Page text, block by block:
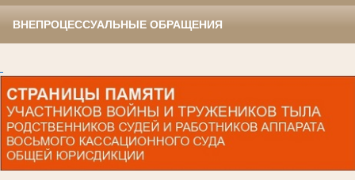
ВНЕПРОЦЕССУАЛЬНЫЕ ОБРАЩЕНИЯ